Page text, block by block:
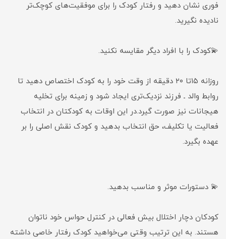
فوری نشان دهید و رفتار کودک را برای موفقیت‌های کوچک‌تر
نادیده نگیرید.
💫کودک را با افراد دیگر مقایسه نکنید.
روزانه ۱۵تا ۲۰ دقیقه از وقت خود را به کودک اختصاص دهید تا
روابط والد ـ فرزند نزدیک‌تری ایجاد شود و زمینه برای تخلیه
هیجانات نیز صورت گیرد.در این اوقات به کودکتان در انتخاب
فعالیت یا تکلیف، حق انتخاب بدهید و کودک نقش اصلی را بر
عهده بگیرد.
💫 دستورات موثر و مناسب بدهید.
کودکان دچار اختلال بیش فعالی در کنترل حواس خود ناتوان
هستند. به این ترتیب وقتی می‌خواهید کودک رفتار خاصی داشته